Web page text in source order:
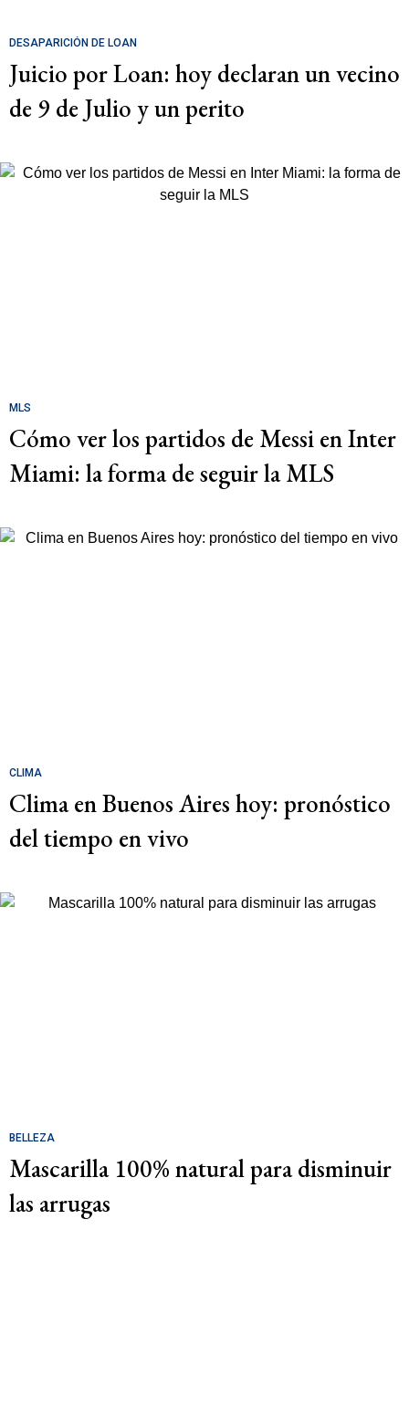
DESAPARICIÓN DE LOAN
Juicio por Loan: hoy declaran un vecino
de 9 de Julio y un perito
MLS
Cómo ver los partidos de Messi en Inter
Miami: la forma de seguir la MLS
CLIMA
Clima en Buenos Aires hoy: pronóstico
del tiempo en vivo
BELLEZA
Mascarilla 100% natural para disminuir
las arrugas